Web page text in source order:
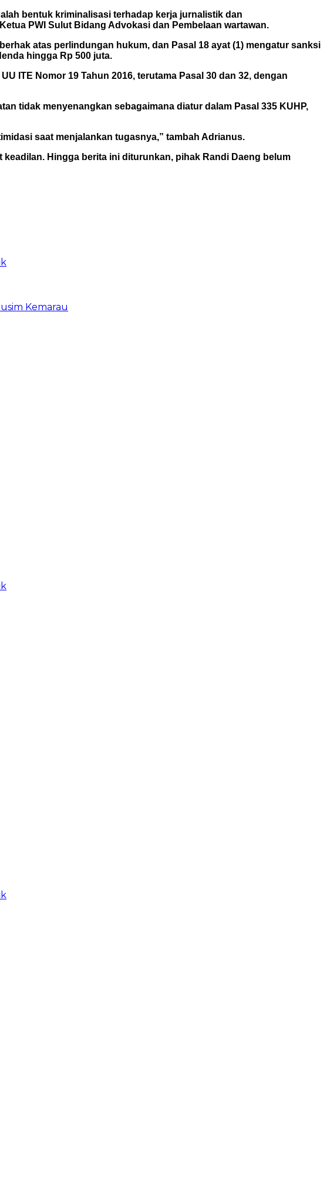
bentuk kriminalisasi terhadap kerja jurnalistik dan
PWI Sulut Bidang Advokasi dan Pembelaan wartawan.
atas perlindungan hukum, dan Pasal 18 ayat (1) mengatur sanksi
hingga Rp 500 juta.
ITE Nomor 19 Tahun 2016, terutama Pasal 30 dan 32, dengan
tidak menyenangkan sebagaimana diatur dalam Pasal 335 KUHP,
saat menjalankan tugasnya,” tambah Adrianus.
Hingga berita ini diturunkan, pihak Randi Daeng belum
Kemarau